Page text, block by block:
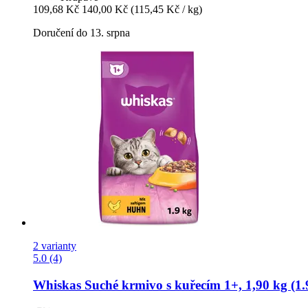
109,68 Kč 140,00 Kč (115,45 Kč / kg)
Doručení do 13. srpna
2 varianty
5.0 (4)
Whiskas Suché krmivo s kuřecím 1+, 1,90 kg